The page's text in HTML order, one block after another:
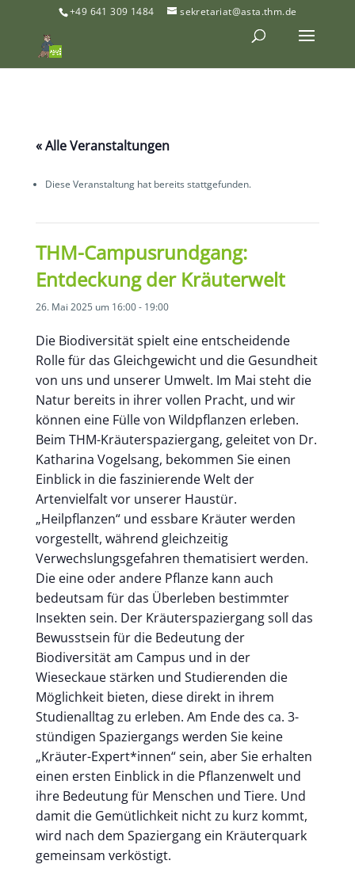
+49 641 309 1484 sekretariat@asta.thm.de
« Alle Veranstaltungen
Diese Veranstaltung hat bereits stattgefunden.
THM-Campusrundgang:
Entdeckung der Kräuterwelt
26. Mai 2025 um 16:00- 19:00
Die Biodiversität spielt eine entscheidende
Rolle für das Gleichgewicht und die Gesundheit
von uns und unserer Umwelt. Im Mai steht die
Natur bereits in ihrer vollen Pracht, und wir
können eine Fülle von Wildpflanzen erleben.
Beim THM-Kräuterspaziergang, geleitet von Dr.
Katharina Vogelsang, bekommen Sie einen
Einblick in die faszinierende Welt der
Artenvielfalt vor unserer Haustür.
„Heilpflanzen“ und essbare Kräuter werden
vorgestellt, während gleichzeitig
Verwechslungsgefahren thematisiert werden.
Die eine oder andere Pflanze kann auch
bedeutsam für das Überleben bestimmter
Insekten sein. Der Kräuterspaziergang soll das
Bewusstsein für die Bedeutung der
Biodiversität am Campus und in der
Wieseckaue stärken und Studierenden die
Möglichkeit bieten, diese direkt in ihrem
Studienalltag zu erleben. Am Ende des ca. 3-
stündigen Spaziergangs werden Sie keine
„Kräuter-Expert*innen“ sein, aber Sie erhalten
einen ersten Einblick in die Pflanzenwelt und
ihre Bedeutung für Menschen und Tiere. Und
damit die Gemütlichkeit nicht zu kurz kommt,
wird nach dem Spaziergang ein Kräuterquark
gemeinsam verköstigt.